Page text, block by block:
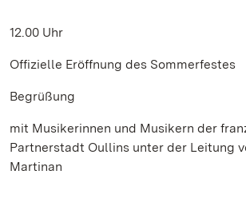
12.00 Uhr
Offizielle Eröffnung des Sommerfestes
Begrüßung
mit Musikerinnen und Musikern der
Partnerstadt Oullins unter der Leitung
Martinan